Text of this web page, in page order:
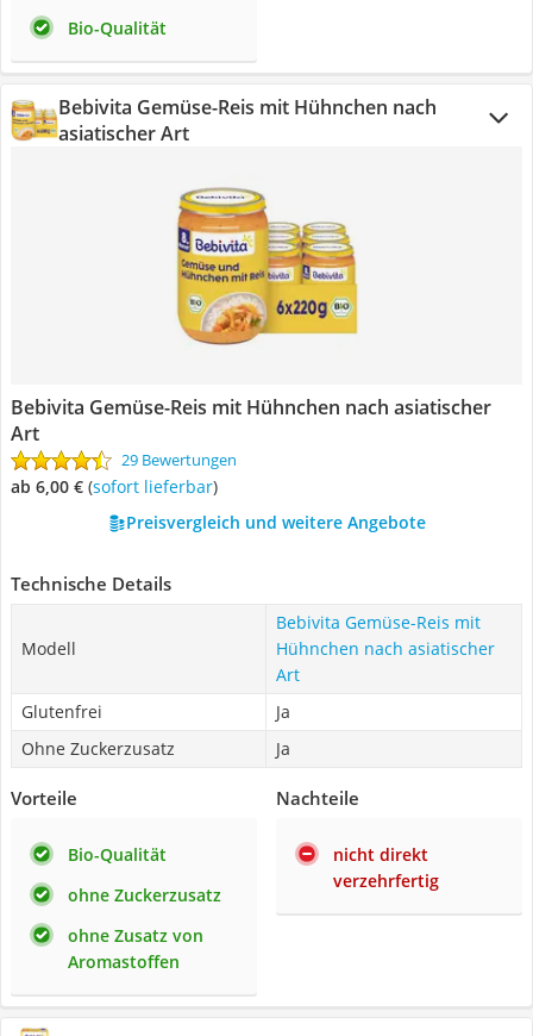
Bio-Qualität
Bebivita Gemüse-Reis mit Hühnchen nach
asiatischer Art
Bebivita Gemüse-Reis mit Hühnchen nach asiatischer
Art
29 Bewertungen
ab 6,00 € ( Sofort lieferbar)
Preisvergleich und weitere Angebote
Technische Details
Modell
Bebivita Gemüse-Reis mit
Hühnchen nach asiatischer
Art
Glutenfrei
Ja
Ohne Zuckerzusatz
Ja
Vorteile
Bio-Qualität
ohne Zuckerzusatz
ohne Zusatz von
Aromastoffen
Nachteile
nicht direkt
verzehrfertig